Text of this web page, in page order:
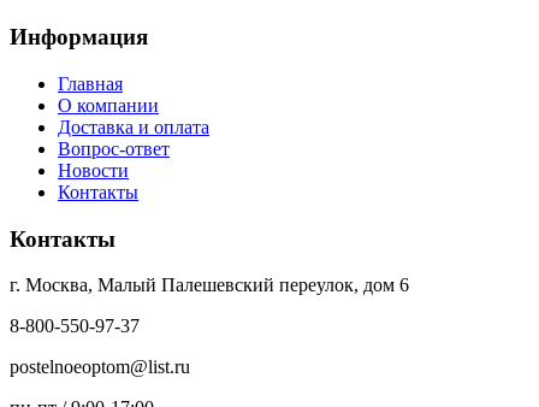
Информация
Главная
О компании
Доставка и оплата
Вопрос-ответ
Новости
Контакты
Контакты
г. Москва, Малый Палешевский переулок, дом 6
8-800-550-97-37
postelnoeoptom@list.ru